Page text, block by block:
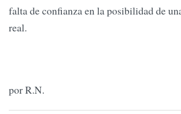
falta de confianza en la posibilidad de
real.
por R.N.